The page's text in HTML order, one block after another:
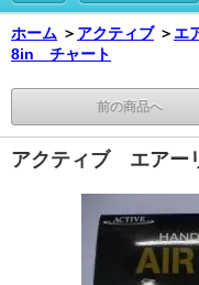
ホーム ＞ アクティブ ＞ エ
8in チャート
前の商品へ
アクティブ エアー